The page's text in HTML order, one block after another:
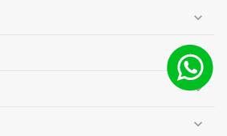
expand_more
expand_more
expand_more
expand_more